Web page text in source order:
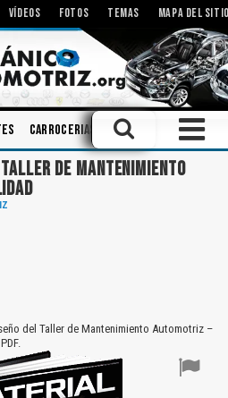
VÍDEOS FOTOS TEMAS MAPA DEL
Carrocerias Diagnóstico
DE MANTENIMIENTO
del Taller de Mantenimiento Automotriz –